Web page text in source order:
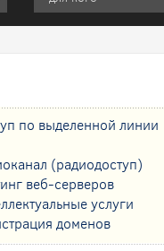
по выделенной линии
(радиодоступ)
веб-серверов
услуги
доменов